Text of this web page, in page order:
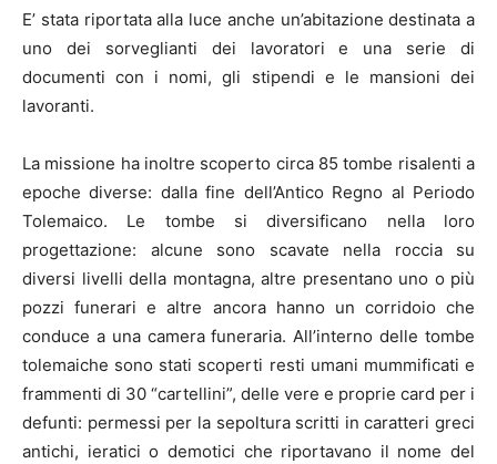
E’ stata riportata alla luce anche un’abitazione destinata a
uno dei sorveglianti dei lavoratori e una serie di
documenti con i nomi, gli stipendi e le mansioni dei
lavoranti.
La missione ha inoltre scoperto circa 85 tombe risalenti a
epoche diverse: dalla fine dell’Antico Regno al Periodo
Tolemaico. Le tombe si diversificano nella loro
progettazione: alcune sono scavate nella roccia su
diversi livelli della montagna, altre presentano uno o più
pozzi funerari e altre ancora hanno un corridoio che
conduce a una camera funeraria. All’interno delle tombe
tolemaiche sono stati scoperti resti umani mummificati e
frammenti di 30 “cartellini”, delle vere e proprie card per i
defunti: permessi per la sepoltura scritti in caratteri greci
antichi, ieratici o demotici che riportavano il nome del